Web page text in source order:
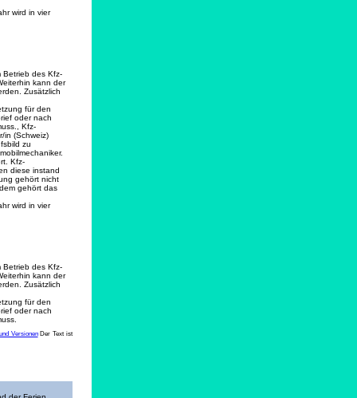
wird in vier
Betrieb des Kfz-
kann der
Zusätzlich
für den
oder nach
Kfz-
in (Schweiz)
zu
Kfz-
diese instand
gehört nicht
gehört das
wird in vier
Betrieb des Kfz-
kann der
Zusätzlich
für den
oder nach
VersionenDer Text ist